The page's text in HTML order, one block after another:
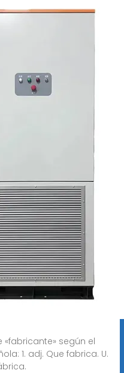
«fabricante» según el
1. adj. Que fabrica. U.